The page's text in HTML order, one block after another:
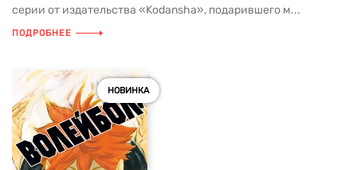
серии от издательства «Kodansha», подарившего м...
ПОДРОБНЕЕ
НОВИНКА